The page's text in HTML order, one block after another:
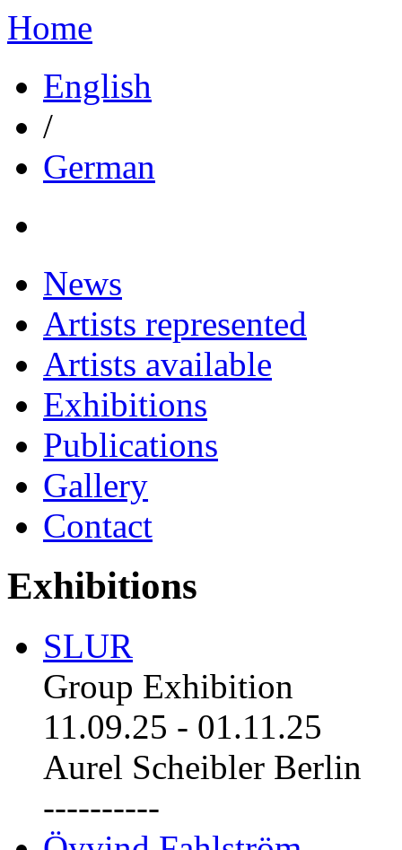
Home
English
/
German
News
Artists represented
Artists available
Exhibitions
Publications
Gallery
Contact
Exhibitions
SLUR
Group Exhibition
11.09.25 - 01.11.25
Aurel Scheibler Berlin
----------